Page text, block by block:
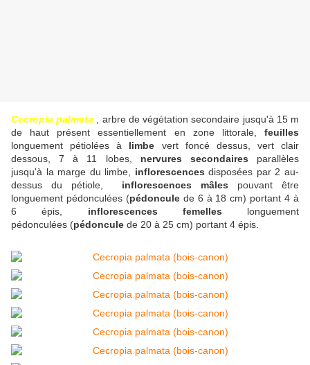
Cecropia palmata , arbre de végétation secondaire jusqu'à 15 m
de haut présent essentiellement en zone littorale, feuilles
longuement pétiolées à limbe vert foncé dessus, vert clair
dessous, 7 à 11 lobes, nervures secondaires parallèles
jusqu'à la marge du limbe, inflorescencesdisposées par 2 au-
dessus du pétiole, inflorescences mâles pouvant être
longuement pédonculées (pédoncule de 6 à 18 cm) portant 4 à
6 épis, inflorescences femelles longuement
pédonculées (pédoncule de 20 à 25 cm) portant 4 épis.